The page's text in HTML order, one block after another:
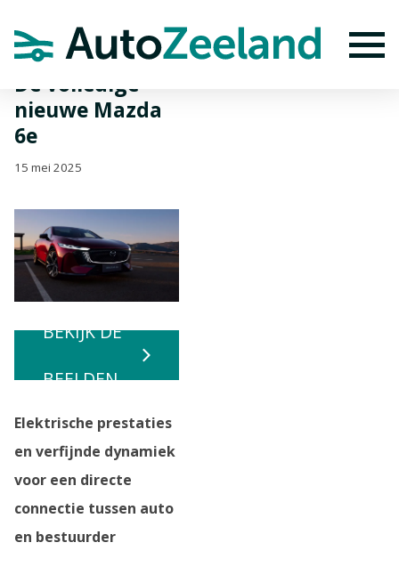
De volledige
nieuwe Mazda
6e
15 mei 2025
BEKIJK DE
BEELDEN
Elektrische prestaties
en verfijnde dynamiek
voor een directe
connectie tussen auto
en bestuurder